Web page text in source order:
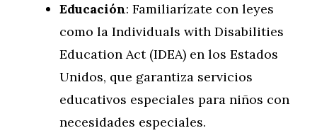
Educación: Familiarízate con leyes
como la Individuals with Disabilities
Education Act (IDEA) en los Estados
Unidos, que garantiza servicios
educativos especiales para niños con
necesidades especiales.